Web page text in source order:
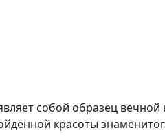
собой образец вечной
красоты